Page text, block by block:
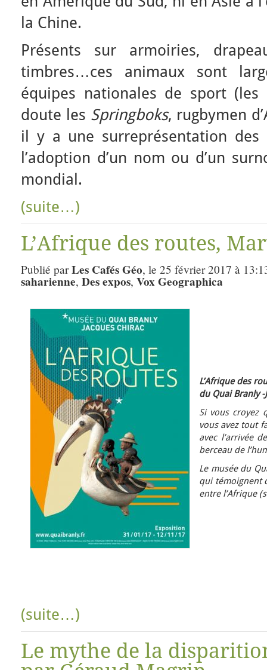
la Chine.
Présents sur armoiries,
timbres…ces animaux sont
équipes nationales de sport
doute les Springboks, rugbymen
il y a une surreprésentation des
l’adoption d’un nom ou d’un
mondial.
(suite…)
L’Afrique des routes,
Publié parLes Cafés Géo, le 25 février 2017 à
saharienne, Des expos, Vox Geographica
L’Afrique des
du Quai Branly -
Si vous croyez
vous avez tout
avec l’arrivée
berceau de
Le musée du
qui témoignent
entre l’Afrique
(suite…)
Le mythe de la